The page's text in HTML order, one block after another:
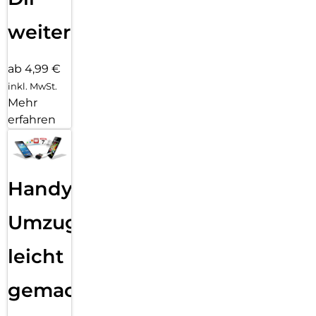
weiter
ab 4,99 €
inkl. MwSt.
Mehr
erfahren
Handy
Umzug
leicht
gemacht!